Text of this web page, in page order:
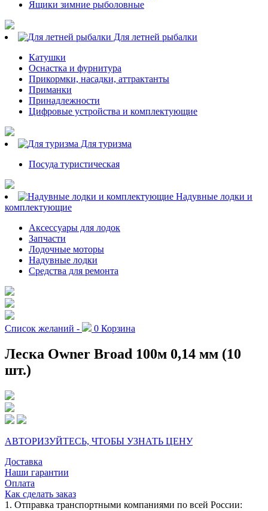
Ящики зимние рыболовные
Для летней рыбалки
Катушки
Оснастка и фурнитура
Прикормки, насадки, аттрактанты
Приманки
Принадлежности
Цифровые устройства и комплектующие
Для туризма
Посуда туристическая
Надувные лодки и
комплектующие
Аксессуары для лодок
Запчасти
Лодочные моторы
Надувные лодки
Средства для ремонта
Список желаний - 0 Корзина
Леска Owner Broad 100м 0,14 мм (10
шт.)
АВТОРИЗУЙТЕСЬ, ЧТОБЫ УЗНАТЬ ЦЕНУ
Доставка
Наши гарантии
Оплата
Как сделать заказ
1. Отправка транспортными компаниями по всей России: